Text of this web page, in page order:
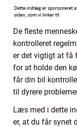
De fleste
kontrolleret
er det vigtigt at få
for at holde den
får din bil
til dyrere
Læs med i dette
er, at du får synet